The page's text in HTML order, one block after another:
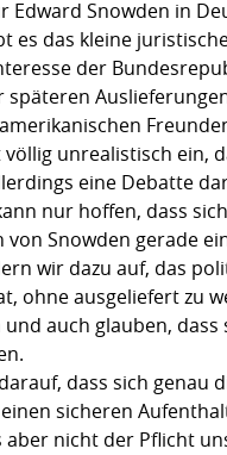
Edward Snowden in
es das kleine
der
späteren
völlig unrealistisch ein,
eine Debatte
nur hoffen, dass
von Snowden gerade
wir dazu auf, das
ohne ausgeliefert zu
auch glauben,
dass sich genau
sicheren
aber nicht der Pflicht